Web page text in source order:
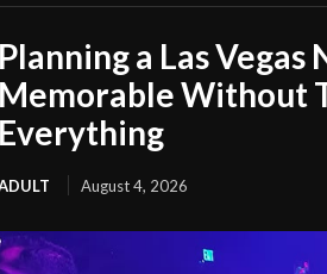
Planning a Las Vegas
Memorable Without
Everything
August 4, 2026